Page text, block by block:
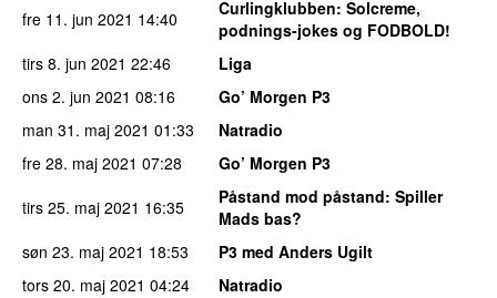
fre 11. jun 2021 14:40 Curlingklubben: Solcreme,
podnings-jokes og FODBOLD!
tirs 8. jun 2021 22:46
Liga
ons 2. jun 2021 08:16
Go’ Morgen P3
man 31. maj 2021 01:33
Natradio
fre 28. maj 2021 07:28
Go’ Morgen P3
tirs 25. maj 2021 16:35 Påstand mod påstand: Spiller
Mads bas?
søn 23. maj 2021 18:53
P3 med Anders Ugilt
tors 20. maj 2021 04:24
Natradio